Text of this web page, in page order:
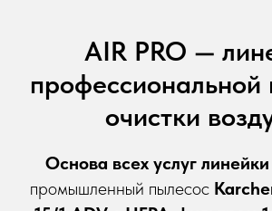
AIR PRO —
профессиональной
очистки
Основа всех услуг
промышленный пылесос